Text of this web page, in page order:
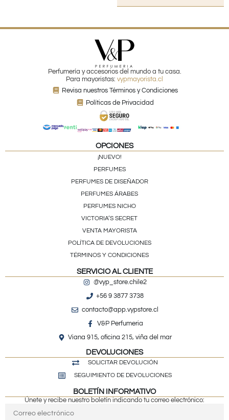
Perfumería y accesorios del mundo a tu casa.
Para mayoristas: vypmayorista.cl
Revisa nuestros Términos y Condiciones
Políticas de Privacidad
OPCIONES
¡NUEVO!
PERFUMES
PERFUMES DE DISEÑADOR
PERFUMES ÁRABES
PERFUMES NICHO
VICTORIA’S SECRET
VENTA MAYORISTA
POLÍTICA DE DEVOLUCIONES
TÉRMINOS Y CONDICIONES
SERVICIO AL CLIENTE
@vyp_store.chile2
+56 9 3877 3738
contacto@app.vypstore.cl
V&P Perfumeria
Viana 915, oficina 215, viña del mar
DEVOLUCIONES
SOLICITAR DEVOLUCIÓN
SEGUIMIENTO DE DEVOLUCIONES
BOLETÍN INFORMATIVO
Únete y recibe nuestro boletín indicando tu correo electrónico: